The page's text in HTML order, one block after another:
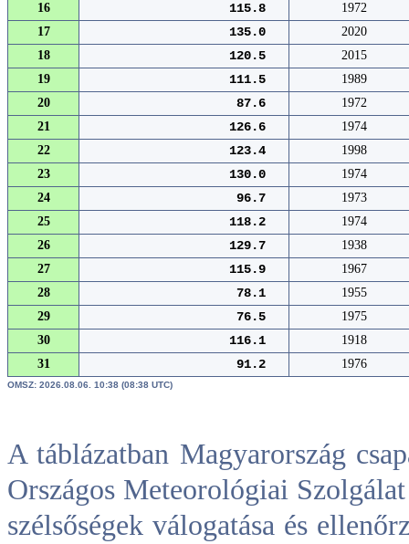
16
115.8
1972
17
135.0
2020
18
120.5
2015
19
111.5
1989
20
87.6
1972
21
126.6
1974
22
123.4
1998
23
130.0
1974
24
96.7
1973
25
118.2
1974
26
129.7
1938
27
115.9
1967
28
78.1
1955
29
76.5
1975
30
116.1
1918
31
91.2 1976
OMSZ: 2026.08.06. 10:38 (08:38 UTC)
A táblázatban Magyarország
Országos Meteorológiai
szélsőségek válogatása és